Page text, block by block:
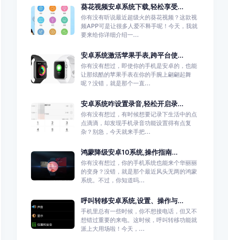
葵花视频安卓系统下载,轻松享受...
你有没有听说最近超级火的葵花视频？这款视
频APP可是让很多人爱不释手呢！今天，我就
要来给你详细介绍一...
安卓系统激活苹果手表,跨平台使...
你有没有想过，即使你的手机是安卓的，也能
让那炫酷的苹果手表在你的手腕上翩翩起舞
呢？没错，就是那个一直...
安卓系统咋设置录音,轻松开启录...
你有没有想过，有时候想要记录下生活中的点
点滴滴，却发现手机录音功能设置得有点复
杂？别急，今天就来手把...
鸿蒙降级安卓10系统,操作指南...
你有没有想过，你的手机系统也能来个华丽丽
的变身？没错，就是那个最近风头无两的鸿蒙
系统。不过，你知道吗...
呼叫转移安卓系统,设置、操作与...
手机里总有一些时候，你不想接电话，但又不
想错过重要的来电。这时候，呼叫转移功能就
派上大用场啦！今天，...